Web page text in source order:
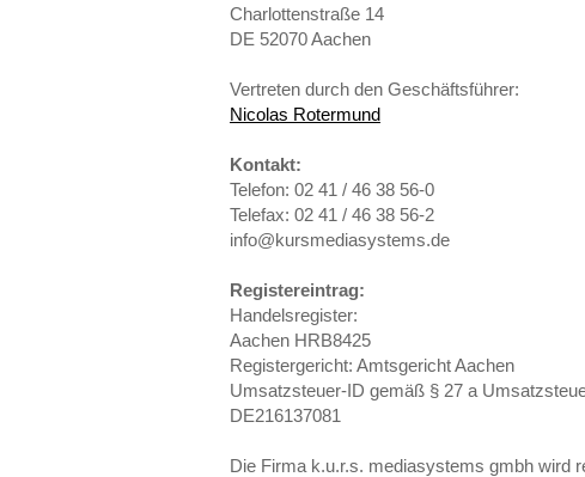
Charlottenstraße 14
DE 52070 Aachen
Vertreten durch den Geschäftsführer:
Nicolas Rotermund
Kontakt:
Telefon: 02 41 / 46 38 56-0
Telefax: 02 41 / 46 38 56-2
info@kursmediasystems.de
Registereintrag:
Handelsregister:
Aachen HRB8425
Registergericht: Amtsgericht Aachen
Umsatzsteuer-ID gemäß § 27 a
DE216137081
Die Firma k.u.r.s. mediasystems gmbh wird